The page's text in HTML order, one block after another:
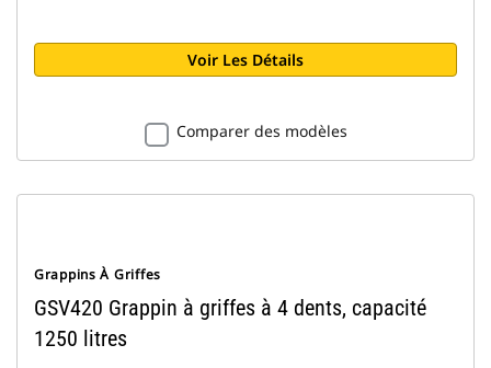
Voir Les Détails
Comparer des modèles
Grappins À Griffes
GSV420 Grappin à griffes à 4 dents, capacité
1250 litres